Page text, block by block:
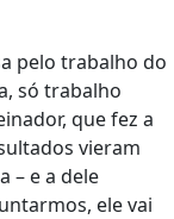
pelo trabalho do
só trabalho
que fez a
vieram
– e a dele
ele vai